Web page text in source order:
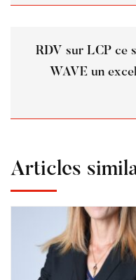
RDV sur LCP ce
WAVE un
Articles